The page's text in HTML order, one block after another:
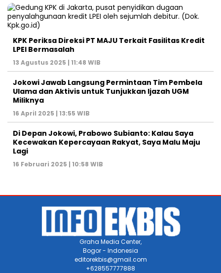
KPK Periksa Direksi PT MAJU Terkait Fasilitas Kredit
LPEI Bermasalah
13 Agustus 2025 | 11:48 WIB
Jokowi Jawab Langsung Permintaan Tim Pembela
Ulama dan Aktivis untuk Tunjukkan Ijazah UGM
Miliknya
16 April 2025 | 13:55 WIB
Di Depan Jokowi, Prabowo Subianto: Kalau Saya
Kecewakan Kepercayaan Rakyat, Saya Malu Maju
Lagi
16 Februari 2025 | 10:58 WIB
Graha Media Center,
Bogor - Indonesia
editorekbis@gmail.com
+628557777888